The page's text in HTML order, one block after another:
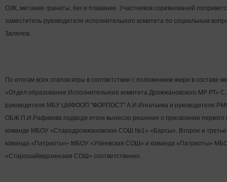
ОЗК, метание гранаты, бег и плавание. Участников соревнований
заместитель руководителя исполнительного комитета по социальным
Залялов.
По итогам всех этапов игры в соответствии с положением жюри в составе
«Отдел образования Исполнительного комитета Дрожжановского МР РТ»
руководителя МБУ ЦМФООП "ФОРПОСТ" А.И.Игнатьева и руководителя
ОБЖ П.И.Рафикова подводя итоги вынесло решение о присвоении первого
команде МБОУ «Стародрожжановская СОШ №1» «Барсы». Второе и третье
команда «Патриоты»- МБОУ «Убеевская СОШ» и команда «Патриоты»
«Старошаймурзинская СОШ» соответственно.